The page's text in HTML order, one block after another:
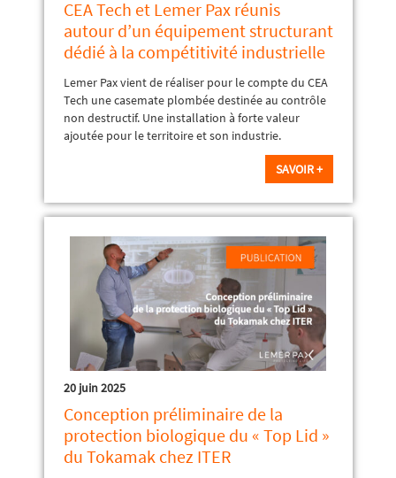
CEA Tech et Lemer Pax réunis
autour d’un équipement structurant
dédié à la compétitivité industrielle
Lemer Pax vient de réaliser pour le compte du CEA
Tech une casemate plombée destinée au contrôle
non destructif. Une installation à forte valeur
ajoutée pour le territoire et son industrie.
SAVOIR +
20 juin 2025
Conception préliminaire de la
protection biologique du « Top Lid »
du Tokamak chez ITER